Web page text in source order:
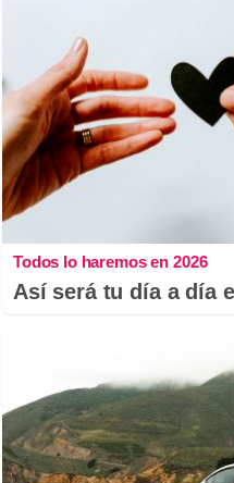
Todos lo haremos en 2026
Así será tu día a día